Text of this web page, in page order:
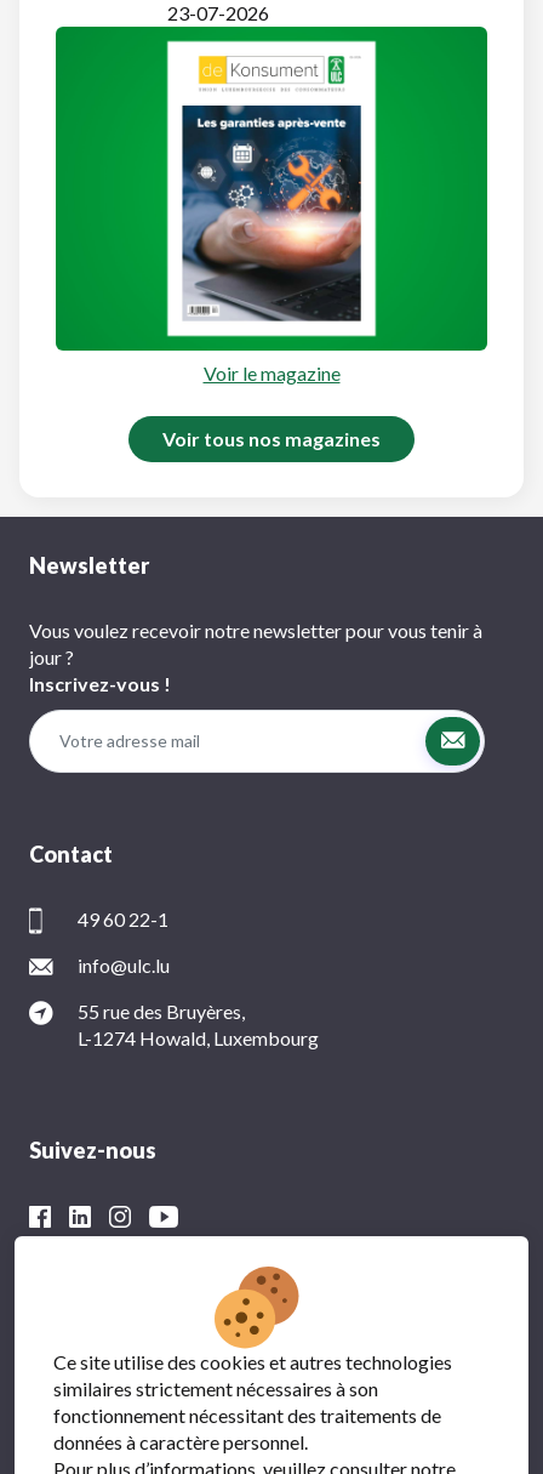
23-07-2026
Voir le magazine
Voir tous nos magazines
Newsletter
Vous voulez recevoir notre newsletter pour vous tenir à
jour ?
Inscrivez-vous !
Contact
49 60 22-1
info@ulc.lu
55 rue des Bruyères,
L-1274 Howald, Luxembourg
Suivez-nous
Avec le soutien financier du
Ce site utilise des cookies et autres technologies
similaires strictement nécessaires à son
fonctionnement nécessitant des traitements de
données à caractère personnel.
Pour plus d’informations, veuillez consulter notre